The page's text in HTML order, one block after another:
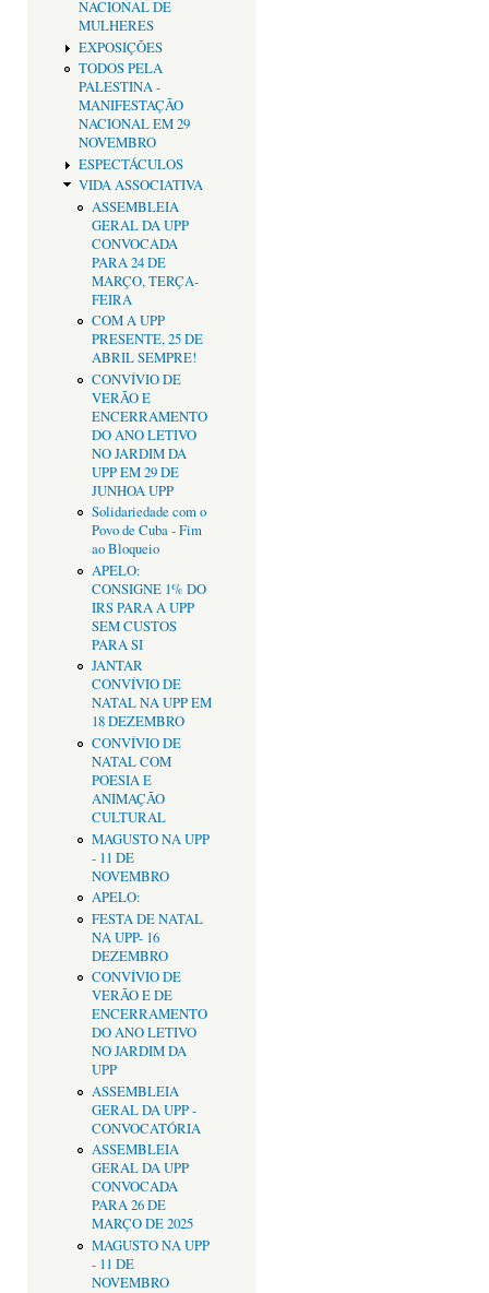
NACIONAL DE
MULHERES
EXPOSIÇÕES
TODOS PELA
PALESTINA -
MANIFESTAÇÃO
NACIONAL EM 29
NOVEMBRO
ESPECTÁCULOS
VIDA ASSOCIATIVA
ASSEMBLEIA
GERAL DA UPP
CONVOCADA
PARA 24 DE
MARÇO, TERÇA-
FEIRA
COM A UPP
PRESENTE, 25 DE
ABRIL SEMPRE!
CONVÍVIO DE
VERÃO E
ENCERRAMENTO
DO ANO LETIVO
NO JARDIM DA
UPP EM 29 DE
JUNHOA UPP
Solidariedade com o
Povo de Cuba - Fim
ao Bloqueio
APELO:
CONSIGNE 1% DO
IRS PARA A UPP
SEM CUSTOS
PARA SI
JANTAR
CONVÍVIO DE
NATAL NA UPP EM
18 DEZEMBRO
CONVÍVIO DE
NATAL COM
POESIA E
ANIMAÇÃO
CULTURAL
MAGUSTO NA UPP
- 11 DE
NOVEMBRO
APELO:
FESTA DE NATAL
NA UPP- 16
DEZEMBRO
CONVÍVIO DE
VERÃO E DE
ENCERRAMENTO
DO ANO LETIVO
NO JARDIM DA
UPP
ASSEMBLEIA
GERAL DA UPP -
CONVOCATÓRIA
ASSEMBLEIA
GERAL DA UPP
CONVOCADA
PARA 26 DE
MARÇO DE 2025
MAGUSTO NA UPP
- 11 DE
NOVEMBRO